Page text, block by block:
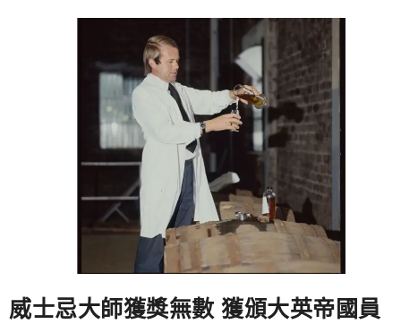
威士忌大師獲獎無數 獲頒大英帝國員